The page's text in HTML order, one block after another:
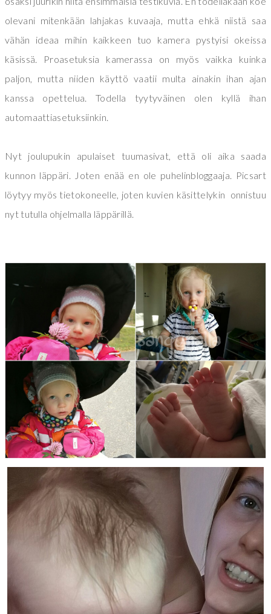
olevani mitenkään lahjakas kuvaaja, mutta ehkä niistä saa
vähän ideaa mihin kaikkeen tuo kamera pystyisi okeissa
käsissä. Proasetuksia kamerassa on myös vaikka kuinka
paljon, mutta niiden käyttö vaatii multa ainakin ihan ajan
kanssa opettelua. Todella tyytyväinen olen kyllä ihan
automaattiasetuksiinkin.
Nyt joulupukin apulaiset tuumasivat, että oli aika saada
kunnon läppäri. Joten enää en ole puhelinbloggaaja. Picsart
löytyy myös tietokoneelle, joten kuvien käsittelykin onnistuu
nyt tutulla ohjelmalla läppärillä.